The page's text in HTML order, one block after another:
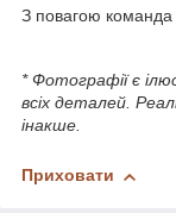
З повагою команда
* Фотографії є
всіх деталей.
інакше.
Приховати